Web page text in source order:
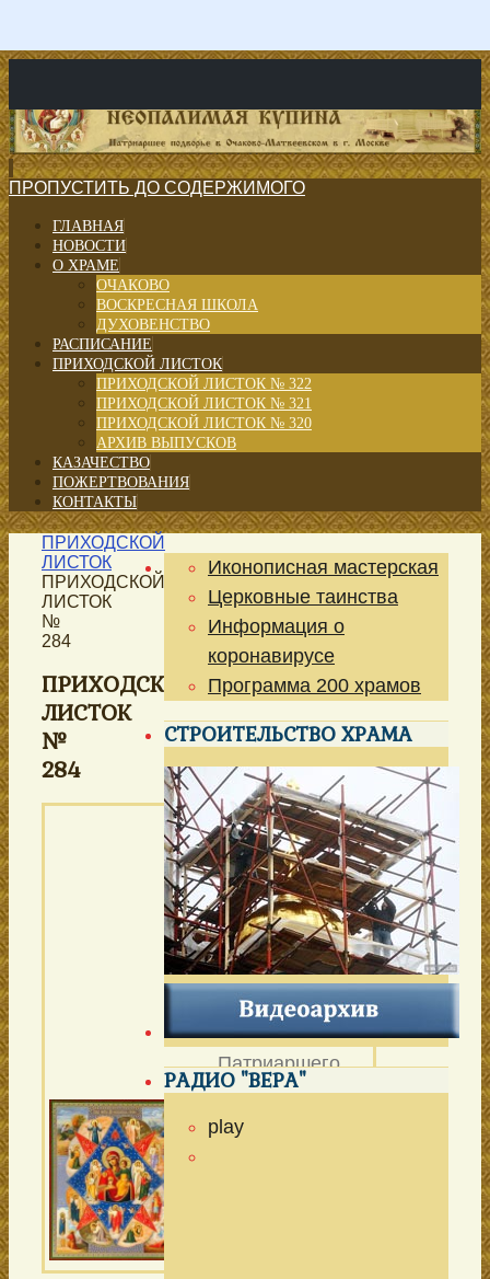
ПРОПУСТИТЬ ДО СОДЕРЖИМОГО
ГЛАВНАЯ
НОВОСТИ
О ХРАМЕ
ОЧАКОВО
ВОСКРЕСНАЯ ШКОЛА
ДУХОВЕНСТВО
РАСПИСАНИЕ
ПРИХОДСКОЙ ЛИСТОК
ПРИХОДСКОЙ ЛИСТОК № 322
ПРИХОДСКОЙ ЛИСТОК № 321
ПРИХОДСКОЙ ЛИСТОК № 320
АРХИВ ВЫПУСКОВ
КАЗАЧЕСТВО
ПОЖЕРТВОВАНИЯ
КОНТАКТЫ
ПРИХОДСКОЙ
ЛИСТОК
ПРИХОДСКОЙ
ЛИСТОК
№
284
ПРИХОДСКОЙ
ЛИСТОК
№
284
ПРИХОДСКОЙ
ЛИСТОК
храма иконы
Божией Матери
НЕОПАЛИМАЯ
КУПИНА
Патриаршего
подворья в
Очаково-
Иконописная мастерская
Церковные таинства
Информация о
коронавирусе
Программа 200 храмов
СТРОИТЕЛЬСТВО ХРАМА
РАДИО "ВЕРА"
play